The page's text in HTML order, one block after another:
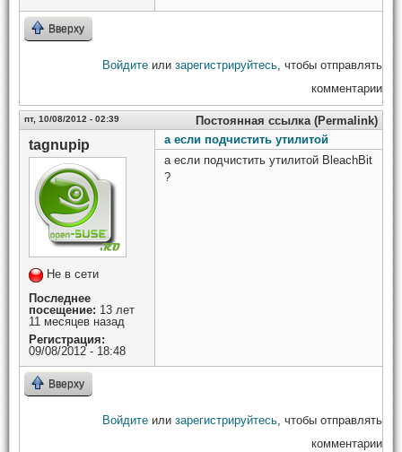
Вверху
Войдите или зарегистрируйтесь , чтобы отправлять
комментарии
пт, 10/08/2012 - 02:39 Постоянная ссылка (Permalink)
tagnupip
Не в сети
Последнее
посещение: 13 лет
11 месяцев назад
Регистрация:
09/08/2012 - 18:48
а если подчистить утилитой
а если подчистить утилитой BleachBit
?
Вверху
Войдите или зарегистрируйтесь , чтобы отправлять
комментарии